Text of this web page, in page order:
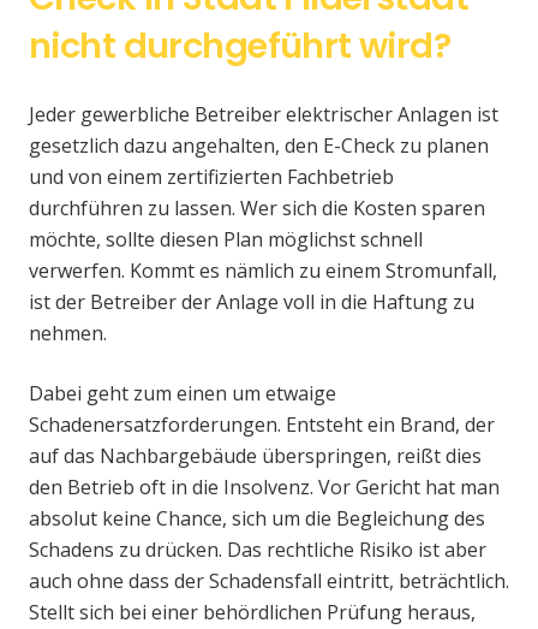
nicht durchgeführt wird?
Jeder gewerbliche Betreiber elektrischer Anlagen ist
gesetzlich dazu angehalten, den E-Check zu planen
und von einem zertifizierten Fachbetrieb
durchführen zu lassen. Wer sich die Kosten sparen
möchte, sollte diesen Plan möglichst schnell
verwerfen. Kommt es nämlich zu einem Stromunfall,
ist der Betreiber der Anlage voll in die Haftung zu
nehmen.
Dabei geht zum einen um etwaige
Schadenersatzforderungen. Entsteht ein Brand, der
auf das Nachbargebäude überspringen, reißt dies
den Betrieb oft in die Insolvenz. Vor Gericht hat man
absolut keine Chance, sich um die Begleichung des
Schadens zu drücken. Das rechtliche Risiko ist aber
auch ohne dass der Schadensfall eintritt, beträchtlich.
Stellt sich bei einer behördlichen Prüfung heraus,